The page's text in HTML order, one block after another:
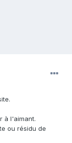
à l'aimant.
ou résidu de